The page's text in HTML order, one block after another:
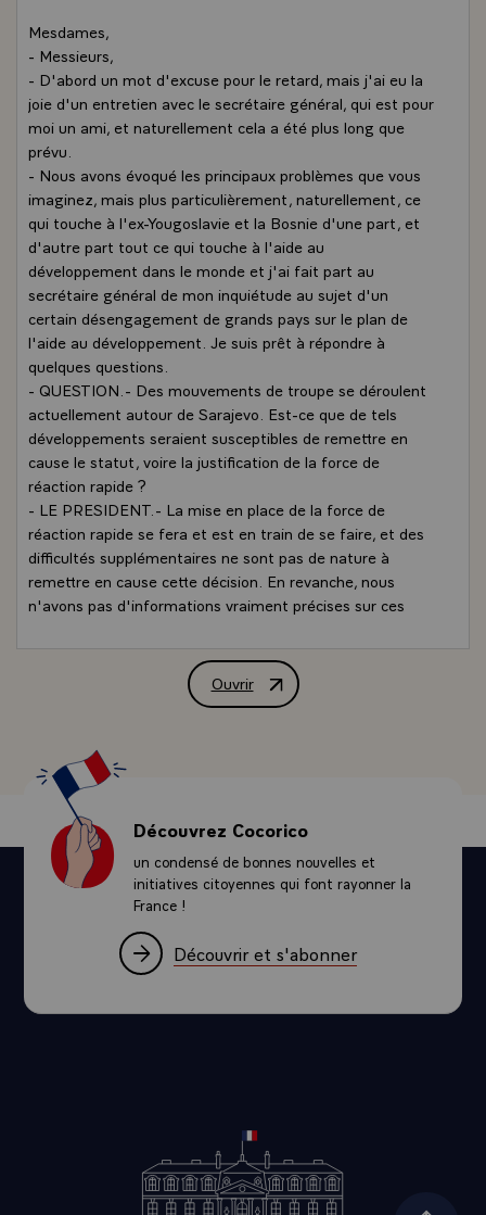
Mesdames,
- Messieurs,
- D'abord un mot d'excuse pour le retard, mais j'ai eu la
joie d'un entretien avec le secrétaire général, qui est pour
moi un ami, et naturellement cela a été plus long que
prévu.
- Nous avons évoqué les principaux problèmes que vous
imaginez, mais plus particulièrement, naturellement, ce
qui touche à l'ex-Yougoslavie et la Bosnie d'une part, et
d'autre part tout ce qui touche à l'aide au
développement dans le monde et j'ai fait part au
secrétaire général de mon inquiétude au sujet d'un
certain désengagement de grands pays sur le plan de
l'aide au développement. Je suis prêt à répondre à
quelques questions.
- QUESTION.- Des mouvements de troupe se déroulent
actuellement autour de Sarajevo. Est-ce que de tels
développements seraient susceptibles de remettre en
cause le statut, voire la justification de la force de
réaction rapide ?
- LE PRESIDENT.- La mise en place de la force de
réaction rapide se fera et est en train de se faire, et des
difficultés supplémentaires ne sont pas de nature à
remettre en cause cette décision. En revanche, nous
n'avons pas d'informations vraiment précises sur ces
initiative offensive de la part des forces bosniaques serait
une grave erreur et ferait courir à tout le monde les plus
QUESTION.- Les gouvernements et les Eglises du
Pacifique Sud ont manifesté leur condamnation de la
décision de la France de reprendre les essais nucléaires.
Que répondez-vous à l'objection suivante : si ces essais
sont tellement inoffensifs et sans danger pourquoi ne pas
les faire en France ?
- LE PRESIDENT.- J'ai le plus grand respect,
naturellement, à la fois pour les gouvernements de cette
région que j'aime beaucoup et où j'ai beaucoup d'amis,
et bien entendu, le plus grand respect pour les Eglises.
indiquer que l'on n'improvise pas des essais. Cela
de vous faire remarquer que nous faisons nos essais en
France, parce que Mururoa et d'ailleurs la Polynésie sont
des territoires français. Alors, dernier point, j'ai indiqué
que nous étions prêts à accepter la présence des
Ouvrir
Conférence de presse de M. Jacques
Découvrez Cocorico
un condensé de bonnes nouvelles et
initiatives citoyennes qui font rayonner la
France !
Découvrir et s'abonner